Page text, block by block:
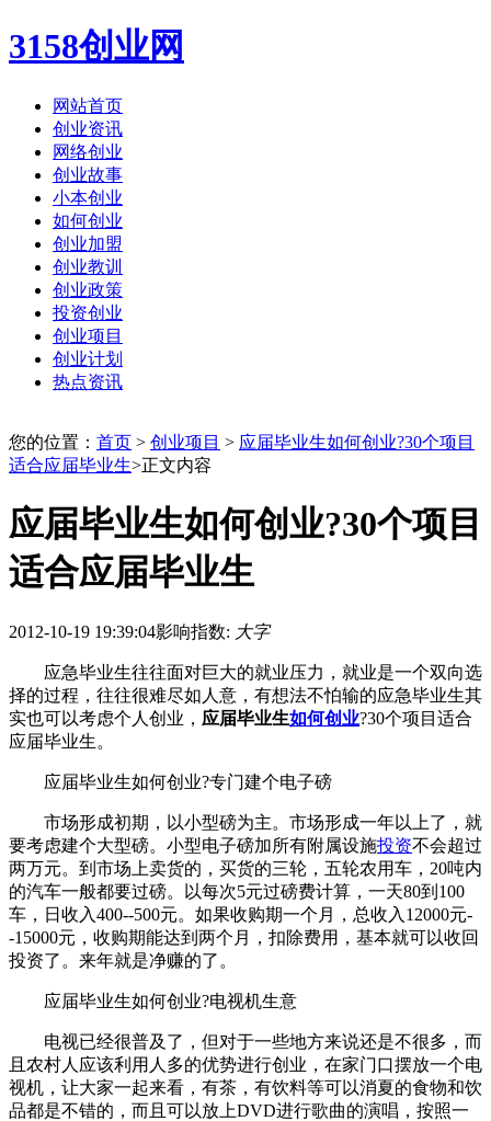
3158创业网
网站首页
创业资讯
网络创业
创业故事
小本创业
如何创业
创业加盟
创业教训
创业政策
投资创业
创业项目
创业计划
热点资讯
您的位置： 首页 > 创业项目 > 应届毕业生如何创业?30个项目
适合应届毕业生>正文内容
应届毕业生如何创业?30个项目
适合应届毕业生
2012-10-19 19:39:04影响指数: 大字
应急毕业生往往面对巨大的就业压力，就业是一个双向选
择的过程，往往很难尽如人意，有想法不怕输的应急毕业生其
实也可以考虑个人创业， 应届毕业生如何创业?30个项目适合
应届毕业生。
应届毕业生如何创业?专门建个电子磅
市场形成初期，以小型磅为主。市场形成一年以上了，就
要考虑建个大型磅。小型电子磅加所有附属设施投资不会超过
两万元。到市场上卖货的，买货的三轮，五轮农用车，20吨内
的汽车一般都要过磅。以每次5元过磅费计算，一天80到100
车，日收入400--500元。如果收购期一个月，总收入12000元-
-15000元，收购期能达到两个月，扣除费用，基本就可以收回
投资了。来年就是净赚的了。
应届毕业生如何创业?电视机生意
电视已经很普及了，但对于一些地方来说还是不很多，而
且农村人应该利用人多的优势进行创业，在家门口摆放一个电
视机，让大家一起来看，有茶，有饮料等可以消夏的食物和饮
品都是不错的，而且可以放上DVD进行歌曲的演唱，按照一